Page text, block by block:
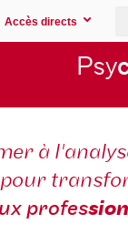
Accès directs
Psy
à
profes